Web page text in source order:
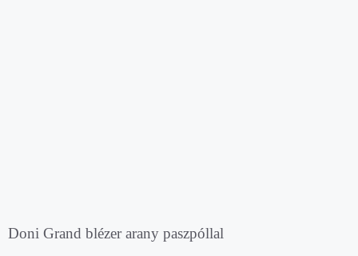
Doni Grand blézer arany paszpóllal